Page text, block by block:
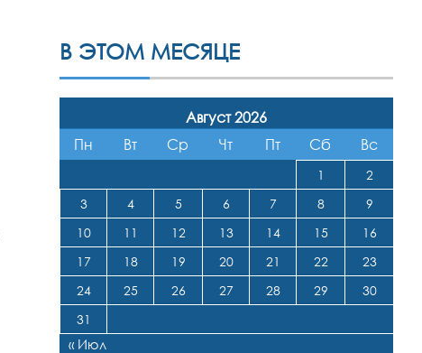
В ЭТОМ МЕСЯЦЕ
Август 2026
Пн
Вт Ср Чт Пт Сб Вс
1
2
3
4 5 6 7 8
9
10
11 12 13 14 15
16
17
18 19 20 21 22
23
24
25 26 27 28 29
30
31
« Июл